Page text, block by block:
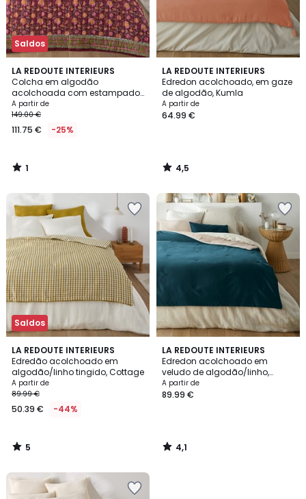
Saldos
LA REDOUTE INTERIEURS
Colcha em algodão
acolchoada com estampado
em bloco, Manassi
A partir de
149.00 €
111.75 € -25%
1
/
5
1
/
LA REDOUTE INTERIEURS
Edredon acolchoado, em gaze
de algodão, Kumla
A partir de
64.99 €
4,5
/ 5
4,5
/
Saldos
LA REDOUTE INTERIEURS
Edredão acolchoado em
algodão/linho tingido, Cottage
A partir de
89.99 €
50.39 € -44%
5
/
5
5
/
LA REDOUTE INTERIEURS
Edredon acolchoado em
veludo de algodão/linho,
Velvet
A partir de
89.99 €
4,1
/ 5
4,1
/